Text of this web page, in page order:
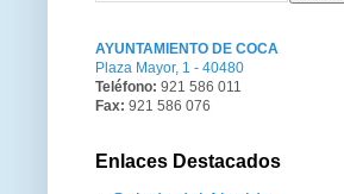
AYUNTAMIENTO DE COCA
Plaza Mayor, 1 - 40480
Teléfono: 921 586 011
Fax: 921 586 076
Enlaces Destacados